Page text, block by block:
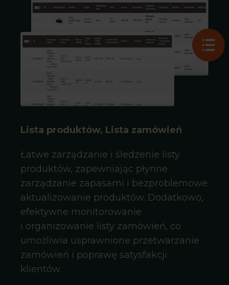
Lista produktów, Lista zamówień
Łatwe zarządzanie i śledzenie listy
produktów, zapewniając płynne
zarządzanie zapasami i bezproblemowe
aktualizowanie produktów. Dodatkowo,
efektywne monitorowanie
i organizowanie listy zamówień, co
umożliwia usprawnione przetwarzanie
zamówień i poprawę satysfakcji
klientów.